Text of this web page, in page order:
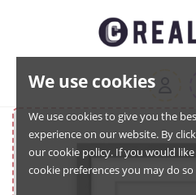
We use cookies
We use cookies to give you the
experience on our website. By
our cookie policy. If you would
cookie preferences you may do so